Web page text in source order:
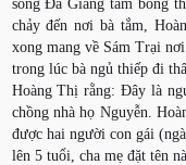
sông Đà Giang tắm bỗng
chảy đến nơi bà tắm,
xong mang về Sám Trại
trong lúc bà ngủ thiếp đi
Hoàng Thị rằng: Đây là
chồng nhà họ Nguyễn.
được hai người con gái
lên 5 tuổi, cha mẹ đặt tên